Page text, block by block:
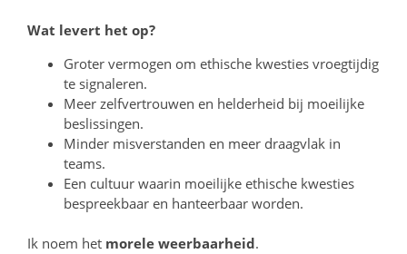
Wat levert het op?
Groter vermogen om ethische kwesties vroegtijdig
te signaleren.
Meer zelfvertrouwen en helderheid bij moeilijke
beslissingen.
Minder misverstanden en meer draagvlak in
teams.
Een cultuur waarin moeilijke ethische kwesties
bespreekbaar en hanteerbaar worden.
Ik noem het morele weerbaarheid.